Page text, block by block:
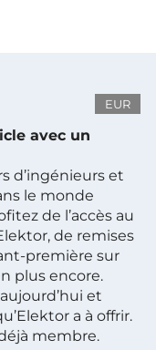
EUR
avec un
d’ingénieurs et
le monde
de l’accès au
de remises
première sur
plus encore.
et
a à offrir.
membre.